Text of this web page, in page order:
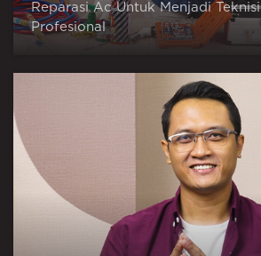
Reparasi Ac Untuk Menjadi Teknisi
Profesional